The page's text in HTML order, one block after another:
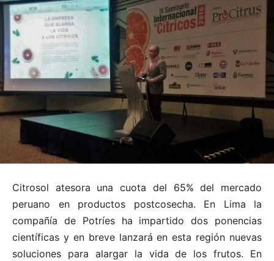
Citrosol atesora una cuota del 65% del mercado
peruano en productos postcosecha. En Lima la
compañía de Potríes ha impartido dos ponencias
científicas y en breve lanzará en esta región nuevas
soluciones para alargar la vida de los frutos. En